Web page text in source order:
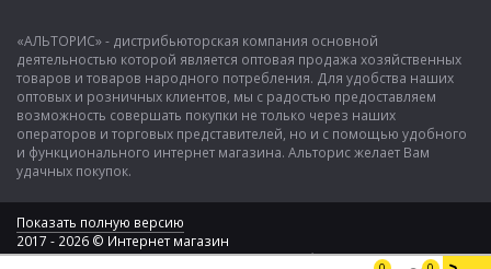
«АЛЬТОРИС» - дистрибьюторская компания основной
деятельностью которой является оптовая продажа хозяйственных
товаров и товаров народного потребления. Для удобства наших
оптовых и розничных клиентов, мы с радостью предоставляем
возможность совершать покупки не только через наших
операторов и торговых представителей, но и с помощью удобного
и функционального интернет магазина. Альторис желает Вам
удачных покупок.
Показать полную версию
2017 - 2026 © Интернет магазин
ООО "Альторис" - хозяйственные товары и бытовая техника